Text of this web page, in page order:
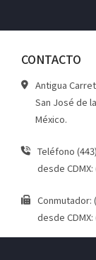
CONTACTO
Antigua
San José de
México.
Teléfono
desde CDMX:
Conmutador:
desde CDMX: